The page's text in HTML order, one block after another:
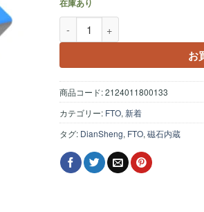
在庫あり
DianSheng FTO Magnetic ステ
お
商品コード:2124011800133
カテゴリー: FTO, 新着
タグ: DianSheng, FTO, 磁石内蔵